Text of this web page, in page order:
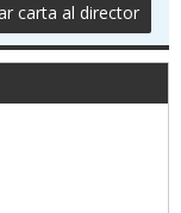
carta al director